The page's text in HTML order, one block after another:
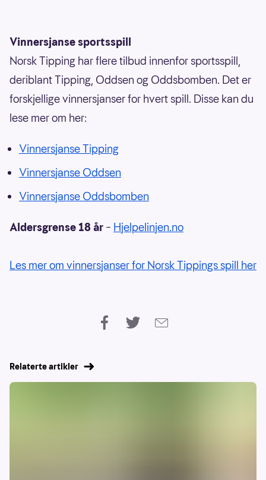
Vinnersjanse sportsspill
Norsk Tipping har flere tilbud innenfor sportsspill,
deriblant Tipping, Oddsen og Oddsbomben. Det er
forskjellige vinnersjanser for hvert spill. Disse kan du
lese mer om her:
Vinnersjanse Tipping
Vinnersjanse Oddsen
Vinnersjanse Oddsbomben
Aldersgrense 18 år – Hjelpelinjen.no
Les mer om vinnersjanser for Norsk Tippings spill her
Relaterte artikler